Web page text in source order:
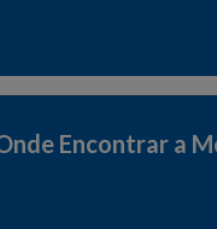
Encontrar a